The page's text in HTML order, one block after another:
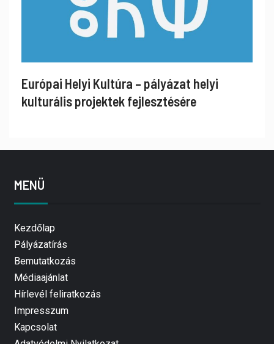
Európai Helyi Kultúra – pályázat helyi
kulturális projektek fejlesztésére
MENÜ
Kezdőlap
Pályázatírás
Bemutatkozás
Médiaajánlat
Hírlevél feliratkozás
Impresszum
Kapcsolat